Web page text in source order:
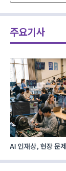
주요기사
AI 인재상, 현장 문